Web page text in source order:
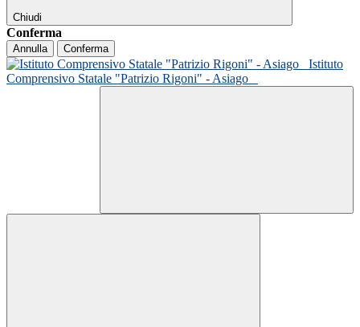
Chiudi
Conferma
Annulla Conferma
Istituto
Comprensivo Statale "Patrizio Rigoni" - Asiago